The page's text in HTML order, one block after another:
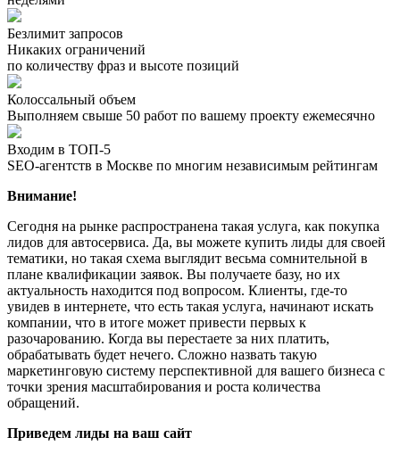
Безлимит запросов
Никаких ограничений
по количеству фраз и высоте позиций
Колоссальный объем
Выполняем свыше 50 работ по вашему проекту ежемесячно
Входим в ТОП-5
SEO-агентств в Москве по многим независимым рейтингам
Внимание!
Сегодня на рынке распространена такая услуга, как покупка
лидов для автосервиса. Да, вы можете купить лиды для своей
тематики, но такая схема выглядит весьма сомнительной в
плане квалификации заявок. Вы получаете базу, но их
актуальность находится под вопросом. Клиенты, где-то
увидев в интернете, что есть такая услуга, начинают искать
компании, что в итоге может привести первых к
разочарованию. Когда вы перестаете за них платить,
обрабатывать будет нечего. Сложно назвать такую
маркетинговую систему перспективной для вашего бизнеса с
точки зрения масштабирования и роста количества
обращений.
Приведем лиды на ваш сайт